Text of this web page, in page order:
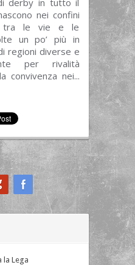
derby in tutto il
nei confini
tra le vie e le
un po’ più in
regioni diverse e
per rivalità
convivenza nei...
la Lega